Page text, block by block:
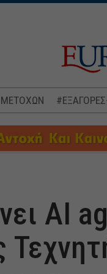
ΜΕΤΟΧΩΝ
AI